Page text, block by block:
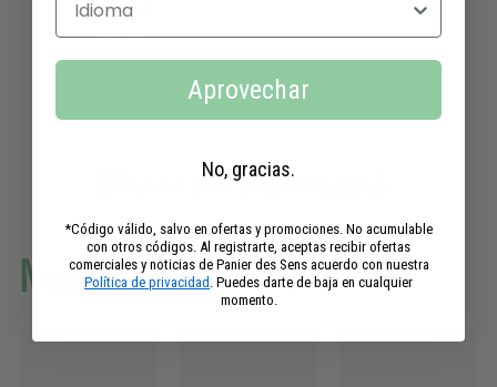
y almendra
55,60€5
5
,
5
Vistos recientemente
Nuestras colecciones
Aprovechar
No, gracias.
*Código válido, salvo en ofertas y promociones. No acumulable
con otros códigos. Al registrarte, aceptas recibir ofertas
comerciales y noticias de Panier des Sens acuerdo con nuestra
Política de privacidad . Puedes darte de baja en cualquier
momento.